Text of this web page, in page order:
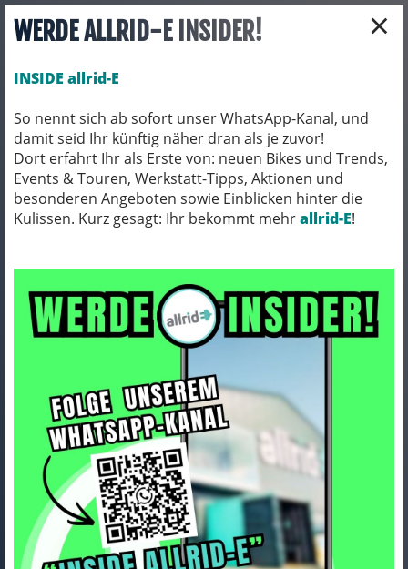
×
WERDE ALLRID-E INSIDER!
INSIDE allrid-E
So nennt sich ab sofort unser WhatsApp-Kanal, und
damit seid Ihr künftig näher dran als je zuvor!
Dort erfahrt Ihr als Erste von: neuen Bikes und Trends,
Events & Touren, Werkstatt-Tipps, Aktionen und
besonderen Angeboten sowie Einblicken hinter die
Kulissen. Kurz gesagt: Ihr bekommt mehrallrid-E!
Toggle navigation
FAHRRADZUBEHÖR PACKTASCHEN / ORTLIEB